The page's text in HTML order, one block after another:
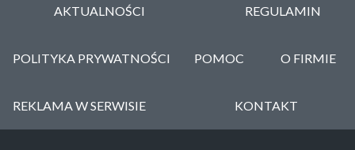
AKTUALNOŚCI REGULAMIN
POLITYKA PRYWATNOŚCI POMOC O FIRMIE
REKLAMA W SERWISIE KONTAKT